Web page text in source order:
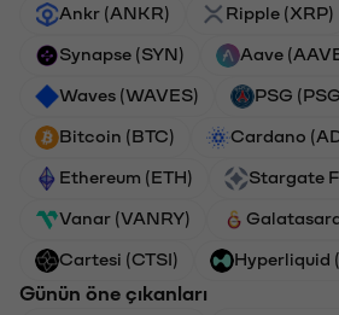
Ankr (ANKR) Ripple (XRP)
Synapse (SYN) Aave
Waves (WAVES) PSG
Bitcoin (BTC) Cardano
Ethereum (ETH) Stargate
Vanar (VANRY)
Cartesi (CTSI) Hyperliquid
Günün öne çıkanları